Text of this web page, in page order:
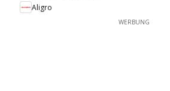
Aligro
WERBUNG